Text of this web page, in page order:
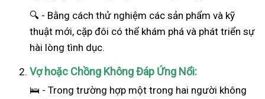
🔍 - Bằng cách thử nghiệm các sản phẩm và kỹ
thuật mới, cặp đôi có thể khám phá và phát triển sự
hài lòng tình dục.
Vợ hoặc Chồng Không Đáp Ứng Nổi:
🛌 - Trong trường hợp một trong hai người không